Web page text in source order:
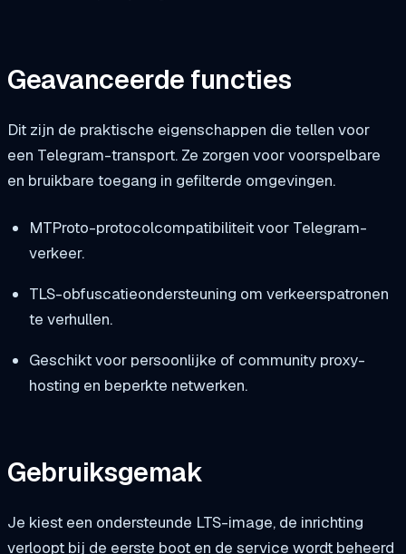
Geavanceerde functies
Dit zijn de praktische eigenschappen die tellen voor
een Telegram-transport. Ze zorgen voor voorspelbare
en bruikbare toegang in gefilterde omgevingen.
MTProto-protocolcompatibiliteit voor Telegram-
verkeer.
TLS-obfuscatieondersteuning om verkeerspatronen
te verhullen.
Geschikt voor persoonlijke of community proxy-
hosting en beperkte netwerken.
Gebruiksgemak
Je kiest een ondersteunde LTS-image, de inrichting
verloopt bij de eerste boot en de service wordt beheerd